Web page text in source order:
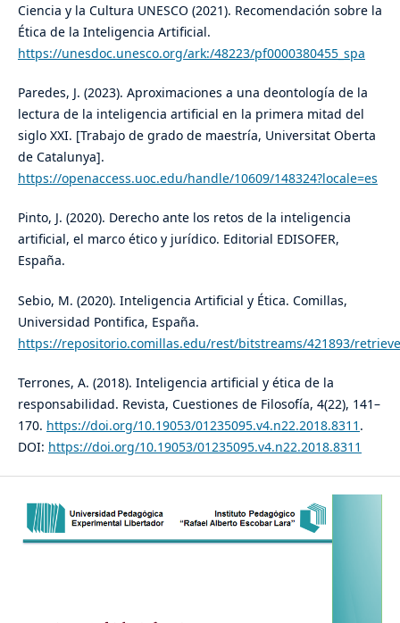
Ciencia y la Cultura UNESCO (2021). Recomendación sobre la
Ética de la Inteligencia Artificial.
https://unesdoc.unesco.org/ark:/48223/pf0000380455_spa
Paredes, J. (2023). Aproximaciones a una deontología de la
lectura de la inteligencia artificial en la primera mitad del
siglo XXI. [Trabajo de grado de maestría, Universitat Oberta
de Catalunya].
https://openaccess.uoc.edu/handle/10609/148324?locale=es
Pinto, J. (2020). Derecho ante los retos de la inteligencia
artificial, el marco ético y jurídico. Editorial EDISOFER,
España.
Sebio, M. (2020). Inteligencia Artificial y Ética. Comillas,
Universidad Pontifica, España.
https://repositorio.comillas.edu/rest/bitstreams/421893/retrieve
Terrones, A. (2018). Inteligencia artificial y ética de la
responsabilidad. Revista, Cuestiones de Filosofía, 4(22), 141–
170. https://doi.org/10.19053/01235095.v4.n22.2018.8311 .
DOI: https://doi.org/10.19053/01235095.v4.n22.2018.8311